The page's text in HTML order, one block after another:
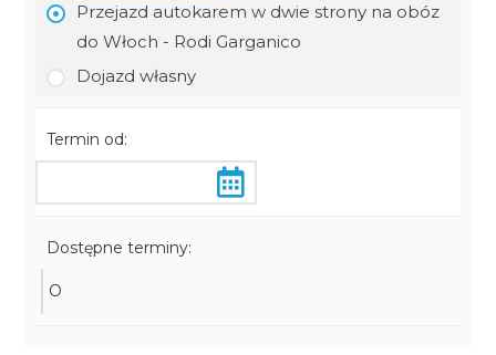
Przejazd autokarem w dwie strony na obóz
do Włoch - Rodi Garganico
Dojazd własny
Termin od:
Dostępne terminy:
O